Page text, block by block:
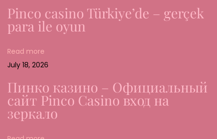
o
b
i
e
l
i
Pinco casino Türkiye’de – gerçek
para ile oyun
Read more
July 18, 2026
Пинко казино – Официальный
сайт Pinco Casino вход на
зеркало